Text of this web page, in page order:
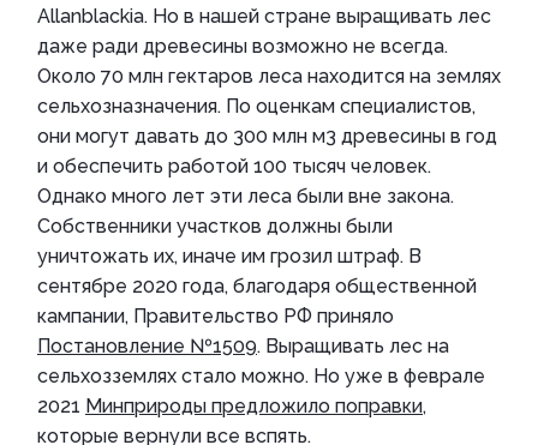
Allanblackia. Но в нашей стране выращивать лес
даже ради древесины возможно не всегда.
Около 70 млн гектаров леса находится на землях
сельхозназначения. По оценкам специалистов,
они могут давать до 300 млн м3 древесины в год
и обеспечить работой 100 тысяч человек.
Однако много лет эти леса были вне закона.
Собственники участков должны были
уничтожать их, иначе им грозил штраф. В
сентябре 2020 года, благодаря общественной
кампании, Правительство РФ приняло
Постановление №1509. Выращивать лес на
сельхозземлях стало можно. Но уже в феврале
2021 Минприроды предложило поправки,
которые вернули все вспять.